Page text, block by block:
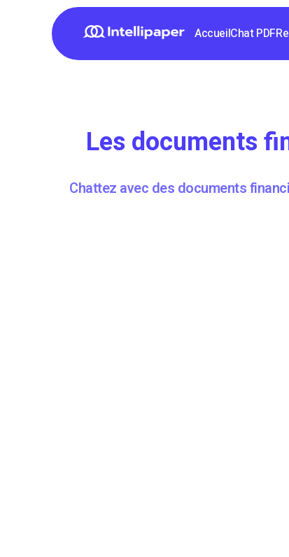
AccueilChat PDF
Les documents
Chattez avec des documents